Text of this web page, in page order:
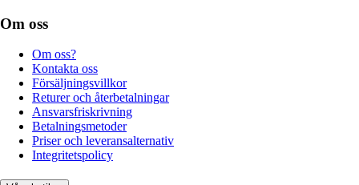
Om oss
Om oss?
Kontakta oss
Försäljningsvillkor
Returer och återbetalningar
Ansvarsfriskrivning
Betalningsmetoder
Priser och leveransalternativ
Integritetspolicy